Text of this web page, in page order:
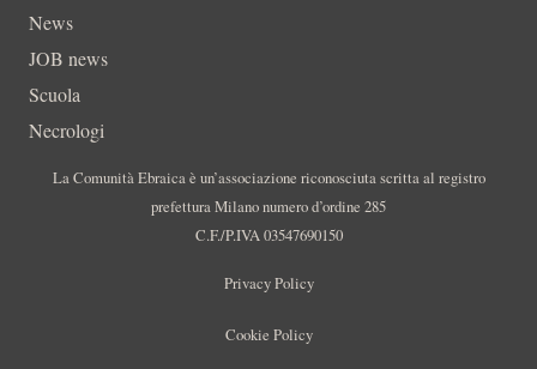
News
JOB news
Scuola
Necrologi
La Comunità Ebraica è un’associazione riconosciuta scritta al registro
prefettura Milano numero d’ordine 285
C.F./P.IVA 03547690150
Privacy Policy
Cookie Policy